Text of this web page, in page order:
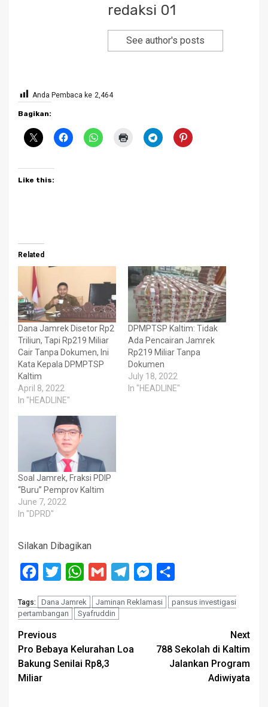
redaksi 01
See author's posts
Anda Pembaca ke 2,464
Bagikan:
Like this:
Related
Dana Jamrek Disetor Rp2
Triliun, Tapi Rp219 Miliar
Cair Tanpa Dokumen, Ini
Kata Kepala DPMPTSP
Kaltim
April 8, 2022
In "HEADLINE"
DPMPTSP Kaltim: Tidak
Ada Pencairan Jamrek
Rp219 Miliar Tanpa
Dokumen
July 18, 2022
In "HEADLINE"
Soal Jamrek, Fraksi PDIP
“Buru” Pemprov Kaltim
June 7, 2022
In "DPRD"
Silakan Dibagikan
Facebook
Twitter WhatsApp
Gmail TelegramMessenger
Tags: Dana Jamrek Jaminan Reklamasi
pansus investigasi
pertambangan
Syafruddin
Post
navigation
Previous
Pro Bebaya Kelurahan Loa
Bakung Senilai Rp8,3
Miliar
Next
788 Sekolah di Kaltim
Jalankan Program
Adiwiyata